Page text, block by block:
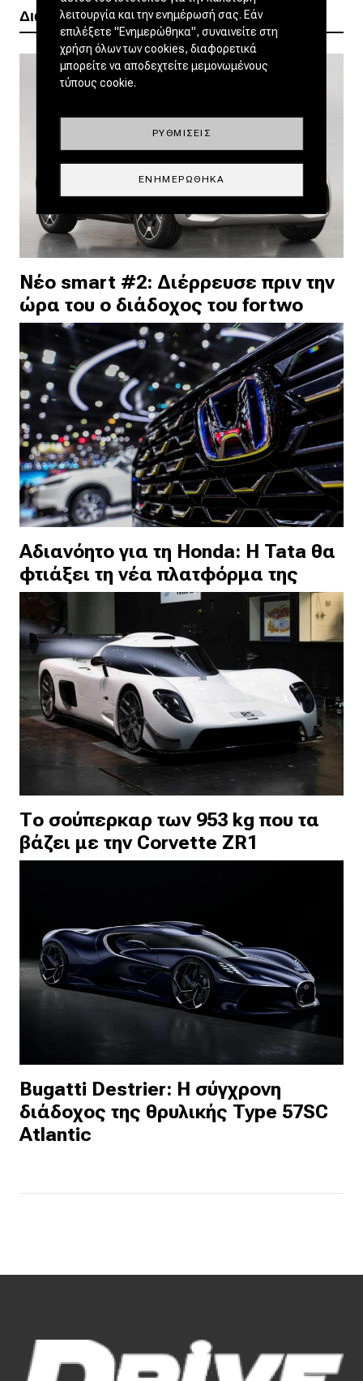
Διαβάστε ακόμα
Νέο smart #2: Διέρρευσε πριν την
ώρα του ο διάδοχος του fortwo
Αδιανόητο για τη Honda: Η Tata θα
φτιάξει τη νέα πλατφόρμα της
Το σούπερκαρ των 953 kg που τα
βάζει με την Corvette ZR1
Bugatti Destrier: Η σύγχρονη
διάδοχος της θρυλικής Type 57SC
Atlantic
λειτουργία και την ενημέρωσή σας. Εάν
επιλέξετε "Ενημερώθηκα", συναινείτε στη
χρήση όλων των cookies, διαφορετικά
μπορείτε να αποδεχτείτε μεμονωμένους
τύπους cookie.
ΡΥΘΜΊΣΕΙΣ
ΕΝΗΜΕΡΏΘΗΚΑ